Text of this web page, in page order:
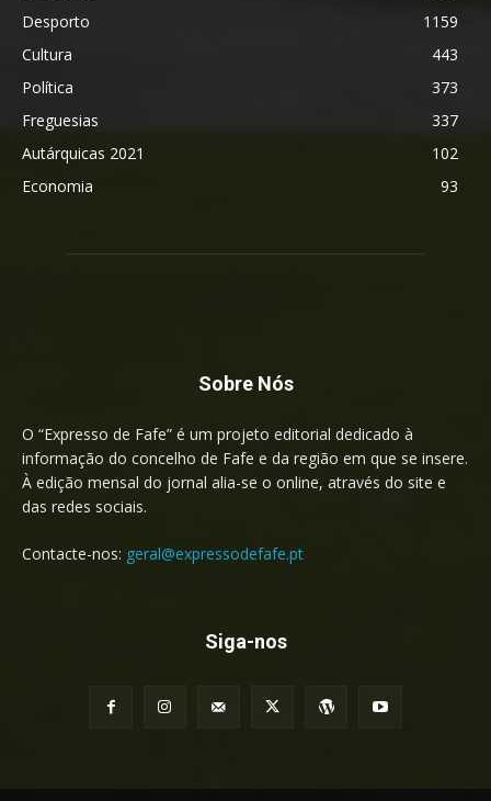
Desporto
1159
Cultura
443
Política
373
Freguesias
337
Autárquicas 2021
102
Economia
93
Sobre Nós
O “Expresso de Fafe” é um projeto editorial dedicado à
informação do concelho de Fafe e da região em que se insere.
À edição mensal do jornal alia-se o online, através do site e
das redes sociais.
Contacte-nos: geral@expressodefafe.pt
Siga-nos